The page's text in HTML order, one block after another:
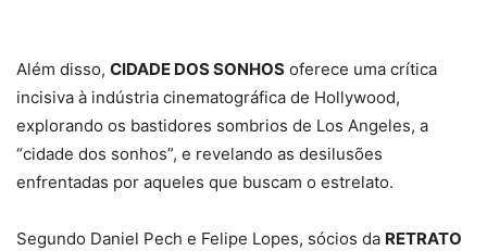
Além disso, CIDADE DOS SONHOS oferece uma crítica
incisiva à indústria cinematográfica de Hollywood,
explorando os bastidores sombrios de Los Angeles, a
“cidade dos sonhos”, e revelando as desilusões
enfrentadas por aqueles que buscam o estrelato.
Segundo Daniel Pech e Felipe Lopes, sócios da RETRATO